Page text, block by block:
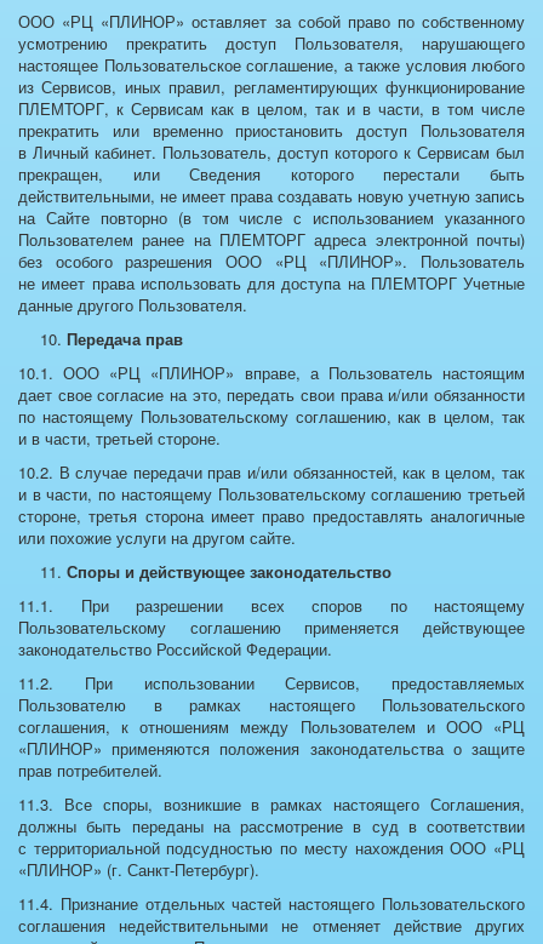
ООО «РЦ «ПЛИНОР» оставляет за собой право по собственному
усмотрению прекратить доступ Пользователя, нарушающего
настоящее Пользовательское соглашение, а также условия любого
из Сервисов, иных правил, регламентирующих функционирование
ПЛЕМТОРГ, к Сервисам как в целом, так и в части, в том числе
прекратить или временно приостановить доступ Пользователя
в Личный кабинет. Пользователь, доступ которого к Сервисам был
прекращен, или Сведения которого перестали быть
действительными, не имеет права создавать новую учетную запись
на Сайте повторно (в том числе с использованием указанного
Пользователем ранее на ПЛЕМТОРГ адреса электронной почты)
без особого разрешения ООО «РЦ «ПЛИНОР». Пользователь
не имеет права использовать для доступа на ПЛЕМТОРГ Учетные
данные другого Пользователя.
Передача прав
10.1. ООО «РЦ «ПЛИНОР» вправе, а Пользователь настоящим
дает свое согласие на это, передать свои права и/или обязанности
по настоящему Пользовательскому соглашению, как в целом, так
и в части, третьей стороне.
10.2. В случае передачи прав и/или обязанностей, как в целом, так
и в части, по настоящему Пользовательскому соглашению третьей
стороне, третья сторона имеет право предоставлять аналогичные
или похожие услуги на другом сайте.
Споры и действующее законодательство
11.1. При разрешении всех споров по настоящему
Пользовательскому соглашению применяется действующее
законодательство Российской Федерации.
11.2. При использовании Сервисов, предоставляемых
Пользователю в рамках настоящего Пользовательского
соглашения, к отношениям между Пользователем и ООО «РЦ
«ПЛИНОР» применяются положения законодательства о защите
прав потребителей.
11.3. Все споры, возникшие в рамках настоящего Соглашения,
должны быть переданы на рассмотрение в суд в соответствии
с территориальной подсудностью по месту нахождения ООО «РЦ
«ПЛИНОР» (г. Санкт-Петербург).
11.4. Признание отдельных частей настоящего Пользовательского
соглашения недействительными не отменяет действие других